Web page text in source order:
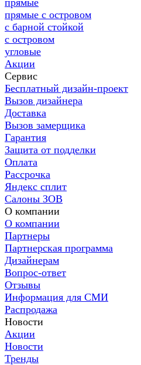
прямые
прямые с островом
с барной стойкой
с островом
угловые
Акции
Сервис
Бесплатный дизайн-проект
Вызов дизайнера
Доставка
Вызов замерщика
Гарантия
Защита от подделки
Оплата
Рассрочка
Яндекс сплит
Салоны ЗОВ
О компании
О компании
Партнеры
Партнерская программа
Дизайнерам
Вопрос-ответ
Отзывы
Информация для СМИ
Распродажа
Новости
Акции
Новости
Тренды